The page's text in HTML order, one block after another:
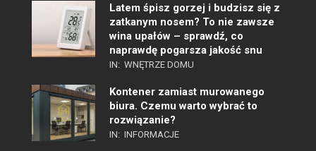
Latem śpisz gorzej i budzisz się z
zatkanym nosem? To nie zawsze
wina upałów – sprawdź, co
naprawdę pogarsza jakość snu
IN: WNĘTRZE DOMU
Kontener zamiast murowanego
biura. Czemu warto wybrać to
rozwiązanie?
IN: INFORMACJE